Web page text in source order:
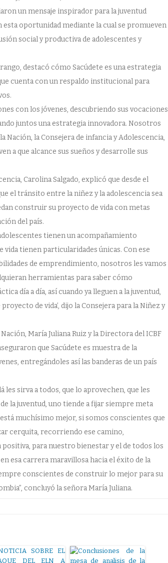
un mensaje inspirador para la juventud
oportunidad mediante la cual se promueven
social y productiva de adolescentes y
destacó cómo Sacúdete es una estrategia
cuenta con un respaldo institucional para
con los jóvenes, descubriendo sus vocaciones
juntos una estrategia innovadora. Nosotros
Nación, la Consejera de infancia y Adolescencia,
a que alcance sus sueños y desarrolle sus
Carolina Salgado, explicó que desde el
el tránsito entre la niñez y la adolescencia sea
construir su proyecto de vida con metas
del país.
tienen un acompañamiento
vida tienen particularidades únicas. Con ese
de emprendimiento, nosotros les vamos
herramientas para saber cómo
día a día, así cuando ya lleguen a la juventud,
de vida’, dijo la Consejera para la Niñez y
María Juliana Ruiz y la Directora del ICBF
que Sacúdete es muestra de la
entregándoles así las banderas de un país
les sirva a todos, que lo aprovechen, que les
la juventud, uno tiende a fijar siempre meta
muchísimo mejor, si somos conscientes que
cerquita, recorriendo ese camino,
positiva, para nuestro bienestar y el de todos los
esa carrera maravillosa hacia el éxito de la
conscientes de construir lo mejor para su
concluyó la señora María Juliana.